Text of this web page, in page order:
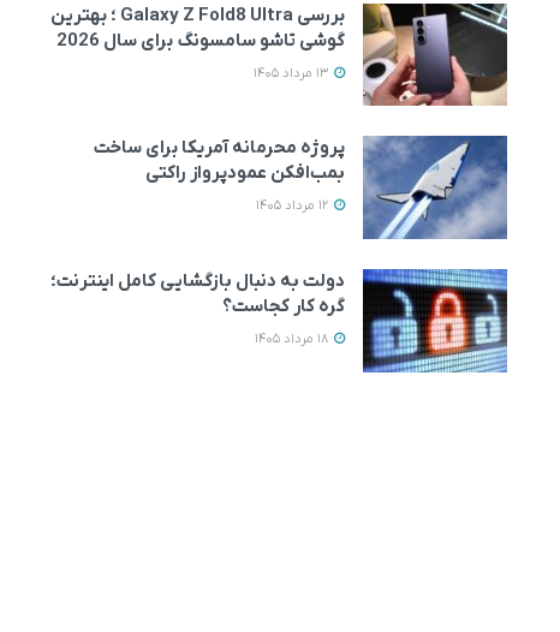
بررسی Galaxy Z Fold8 Ultra ؛ بهترین
گوشی تاشو سامسونگ برای سال 2026
پروژه محرمانه آمریکا برای ساخت
بمب‌افکن عمودپرواز راکتی
دولت به دنبال بازگشایی کامل اینترنت؛
گره کار کجاست؟